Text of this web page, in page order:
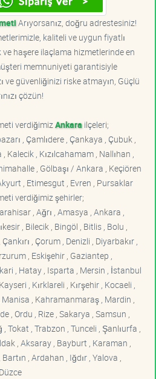
Arıyorsanız, doğru adrestesiniz!
kaliteli ve uygun fiyatlı
haşere ilaçlama hizmetlerinde en
memnuniyeti garantisiyle
ve güvenliğinizi riske atmayın, Güçlü
çözün!
verdiğimiz Ankara ilçeleri;
, Çamlıdere , Çankaya , Çubuk ,
, Kızılcahamam , Nallıhan ,
, Gölbaşı / Ankara , Keçiören
, Etimesgut , Evren , Pursaklar
verdiğimiz şehirler;
, Ağrı , Amasya , Ankara ,
, Bilecik , Bingöl , Bitlis , Bolu ,
, Çorum , Denizli , Diyarbakır ,
, Eskişehir , Gaziantep ,
, Hatay , Isparta , Mersin , İstanbul
, Kırklareli , Kırşehir , Kocaeli ,
, Kahramanmaraş , Mardin ,
, Ordu , Rize , Sakarya , Samsun ,
Tokat , Trabzon , Tunceli , Şanlıurfa ,
, Aksaray , Bayburt , Karaman ,
, Ardahan , Iğdır , Yalova ,